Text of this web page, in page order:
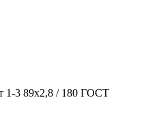
3 89x2,8 / 180 ГОСТ